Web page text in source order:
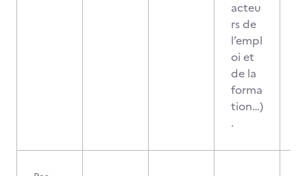
acteu
rs de
l’empl
oi et
de la
forma
tion…)
.